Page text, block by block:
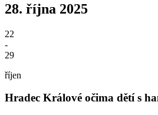
28. října 2025
22
-
29
říjen
Hradec Králové očima dětí s